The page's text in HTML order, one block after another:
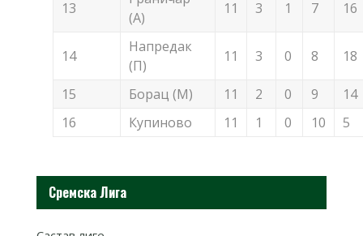
13
(А)
11 3 1 7 16
14
Напредак
(П)
11 3 0 8 18
15 Борац (М) 11 2 0 9
14
16
Купиново 11 1 0 10 5
Сремска Лига